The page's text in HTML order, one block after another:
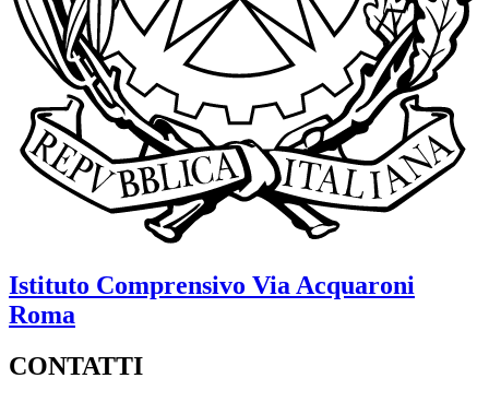
Istituto Comprensivo Via Acquaroni
Roma
CONTATTI